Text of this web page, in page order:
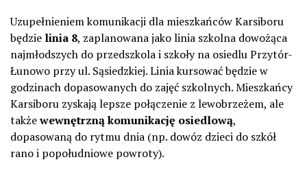
Uzupełnieniem komunikacji dla mieszkańców Karsiboru
będzie linia 8, zaplanowana jako linia szkolna dowożąca
najmłodszych do przedszkola i szkoły na osiedlu Przytór-
Łunowo przy ul. Sąsiedzkiej. Linia kursować będzie w
godzinach dopasowanych do zajęć szkolnych. Mieszkańcy
Karsiboru zyskają lepsze połączenie z lewobrzeżem, ale
takżewewnętrzną komunikację osiedlową,
dopasowaną do rytmu dnia (np. dowóz dzieci do szkół
rano i popołudniowe powroty).